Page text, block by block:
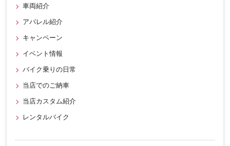
車両紹介
アパレル紹介
キャンペーン
イベント情報
バイク乗りの日常
当店でのご納車
当店カスタム紹介
レンタルバイク